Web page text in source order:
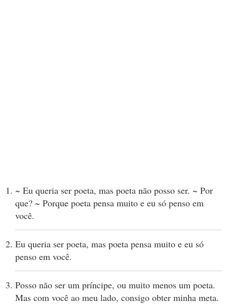
~ Eu queria ser poeta, mas poeta não posso ser. ~ Por
que? ~ Porque poeta pensa muito e eu só penso em
você.
Eu queria ser poeta, mas poeta pensa muito e eu só
penso em você.
Posso não ser um príncipe, ou muito menos um poeta.
Mas com você ao meu lado, consigo obter minha meta.